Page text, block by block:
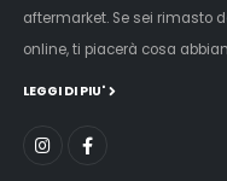
aftermarket. Se sei rimasto
online, ti piacerà cosa
LEGGI DI PIU'